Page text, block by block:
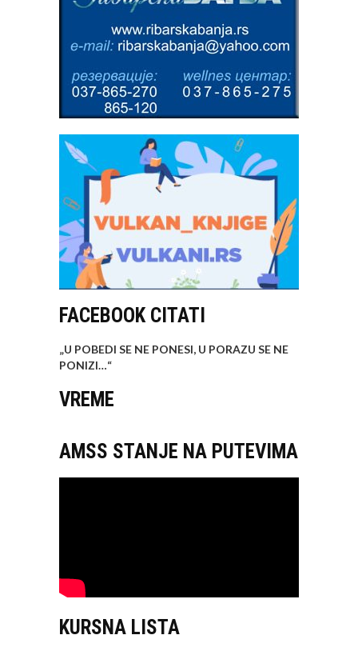
FACEBOOK CITATI
„U POBEDI SE NE PONESI, U PORAZU SE NE
PONIZI…“
VREME
AMSS STANJE NA PUTEVIMA
KURSNA LISTA